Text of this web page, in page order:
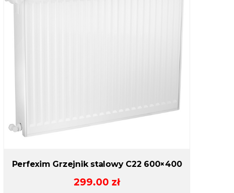
Perfexim Grzejnik stalowy C22 600×400
299.00 zł